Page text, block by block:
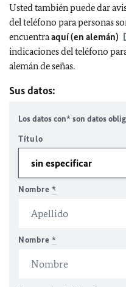
Usted también puede dar
del teléfono para personas
encuentraaquí (en alemán)
indicaciones del teléfono
alemán de señas.
Sus datos:
Los datos con* son datos
Título
Nombre *
Nombre *